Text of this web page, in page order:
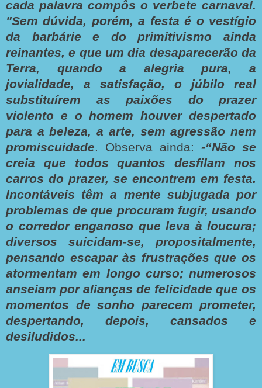
cada palavra compôs o verbete carnaval.
"Sem dúvida, porém, a festa é o vestígio
da barbárie e do primitivismo ainda
reinantes, e que um dia desaparecerão da
Terra, quando a alegria pura, a
jovialidade, a satisfação, o júbilo real
substituírem as paixões do prazer
violento e o homem houver despertado
para a beleza, a arte, sem agressão nem
promiscuidade. Observa ainda: -“Não se
creia que todos quantos desfilam nos
carros do prazer, se encontrem em festa.
Incontáveis têm a mente subjugada por
problemas de que procuram fugir, usando
o corredor enganoso que leva à loucura;
diversos suicidam-se, propositalmente,
pensando escapar às frustrações que os
atormentam em longo curso; numerosos
anseiam por alianças de felicidade que os
momentos de sonho parecem prometer,
despertando, depois, cansados e
desiludidos...